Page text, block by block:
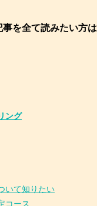
を全て読みたい方は
ング
いて知りたい
コース